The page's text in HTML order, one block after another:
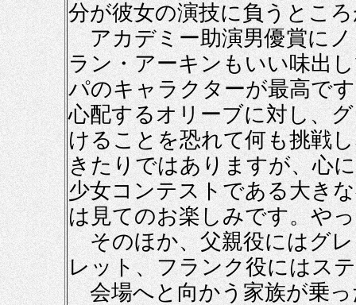
分が彼女の演技に負うとこ
アカデミー助演男優賞にノ
ラン・アーキンもいい味出
パのキャラクターが最高で
心配するオリーブに対し、
けることを恐れて何も挑戦
きたりではありますが、心
少女コンテストである大き
は見てのお楽しみです。や
そのほか、父親役にはグレ
レット、フランク役にはス
会場へと向かう家族が乗っ